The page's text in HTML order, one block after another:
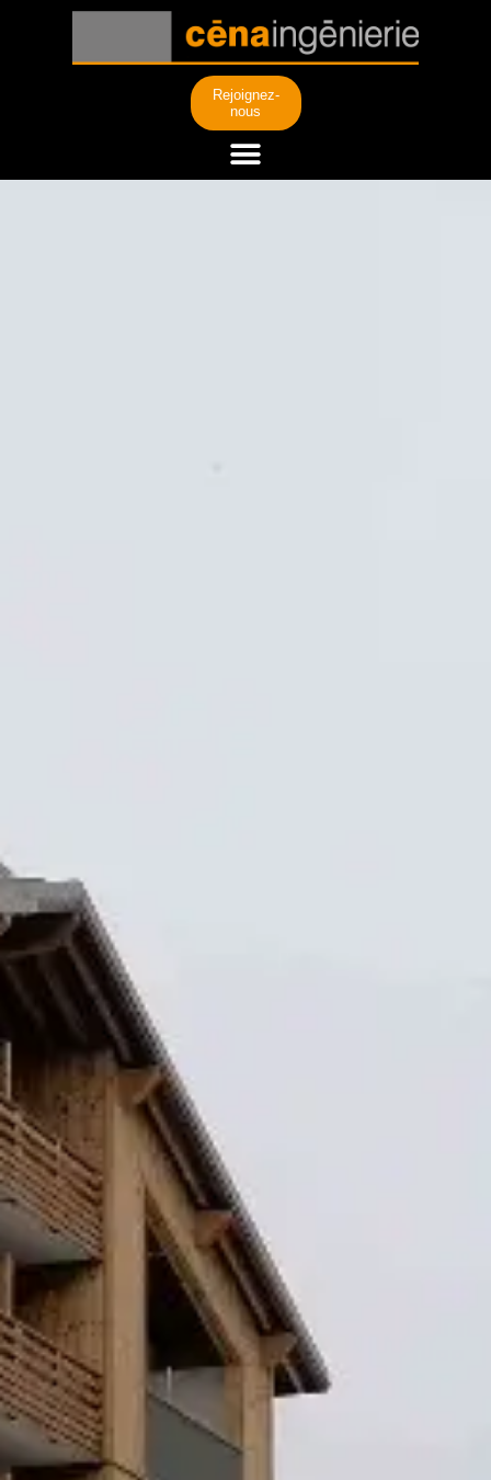
Rejoignez-
nous